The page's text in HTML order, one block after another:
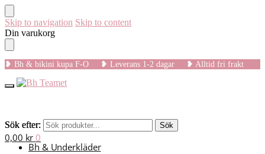
Skip to navigation Skip to content
Din varukorg
❥ Bh & bikini kupa F-O ❥ Leverans 1-2 dagar ❥ Alltid fri frakt
Sök efter: Sök
0,00 kr 0
Sök efter: Sök
Bh & Underkläder